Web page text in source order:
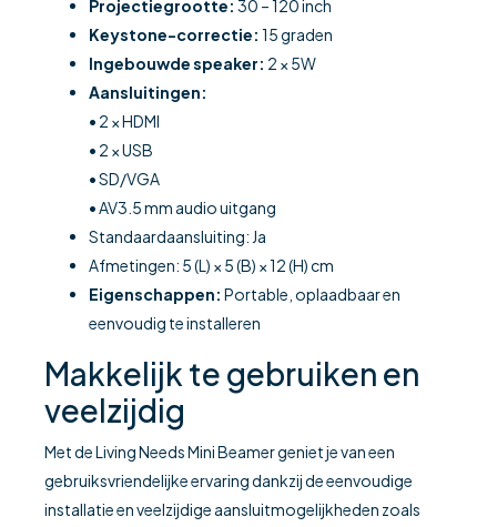
Projectiegrootte: 30 – 120 inch
Keystone-correctie: 15 graden
Ingebouwde speaker: 2 × 5W
Aansluitingen:
• 2 × HDMI
• 2 × USB
• SD/VGA
• AV3.5 mm audio uitgang
Standaardaansluiting: Ja
Afmetingen: 5 (L) × 5 (B) × 12 (H) cm
Eigenschappen: Portable, oplaadbaar en
eenvoudig te installeren
Makkelijk te gebruiken en
veelzijdig
Met de Living Needs Mini Beamer geniet je van een
gebruiksvriendelijke ervaring dankzij de eenvoudige
installatie en veelzijdige aansluitmogelijkheden zoals